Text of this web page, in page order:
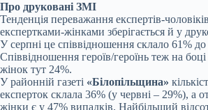
Про друковані ЗМІ
Тенденція переважання експертів-
експертками-жінками зберігається й у
У серпні це співвідношення склало 61%
Співвідношення героїв/героїнь теж на боці
жінок тут 24%.
У районній газеті «Білопільщина»
експерток склала 36% (у червні – 29%), а
жінки є у 47% випадків. Найбільший